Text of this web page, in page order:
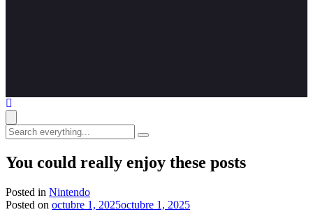
Search
everything...
You could really enjoy these posts
Posted in Nintendo
Posted on octubre 1, 2025octubre 1, 2025